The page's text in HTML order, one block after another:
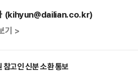
(kihyun@dailian.co.kr)
기 >
고인 신분 소환 통보